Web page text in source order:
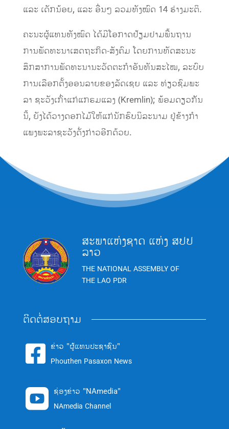
ແລະ ເດັກນ້ອຍ, ແລະ ອື່ນໆ ລວມທັງໝົດ 14 ຮ່າງມະຕິ.
ຄະນະຜູ້ແທນທັງໝົດ ໄດ້ມີໂອກາດຢ້ຽມຢາມພື້ນຖານ
ການພັດທະນາເສດຖະກິດ-ສັງຄົມ ໂດຍການທັດສະນະ
ສຶກສາການພັດທະນານະວັດຕະກໍາອັນທັນສະໄໝ, ລະບົບ
ການເລືອກຕັ້ງອອນລາຍຂອງລັດເຊຍ ແລະ ທ່ຽວຊົມພະ
ລາ ຊະວັງເກົ່າແກ່ແກຣມແລງ (Kremlin); ພ້ອມດຽວກັນ
ນີ້, ຍັງໄດ້ວາງດອກໄມ້ໃຫ້ແກ່ນັກຮົບນິລະນາມ ຢູ່ຂ້າງກໍາ
ແພງພະລາຊະວັງດັ່ງກ່າວອີກດ້ວຍ.
ສະພາແຫ່ງຊາດ ແຫ່ງ ສປປ
ລາວ
THE NATIONAL ASSEMBLY OF
THE LAO PDR
ຕິດຕໍ່ສອບຖາມ
 ຂ່າວ "ຜູ້ແທນປະຊາຊົນ"
Phouthen Pasaxon News
 ຊ່ອງຂ່າວ "NAmedia"
NAmedia Channel